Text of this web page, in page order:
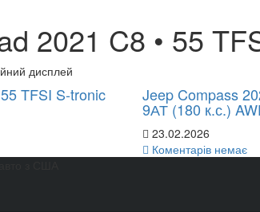
2021 C8 • 55
дисплей
TFSI S-tronic Jeep Compass
9АТ (180 к.с.)
23.02.2026
Коментарів немає